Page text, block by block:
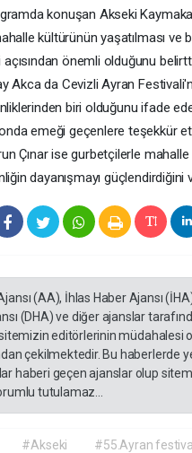
konuşan Akseki
kültürünün yaşatılması ve
önemli olduğunu
Akca da Cevizli Ayran
biri olduğunu ifade
emeği geçenlere teşekkür
Çınar ise gurbetçilerle mahalle
dayanışmayı güçlendirdiğini
(AA), İhlas Haber Ajansı
(DHA) ve diğer ajanslar
editörlerinin müdahalesi
çekilmektedir. Bu haberlerde
haberi geçen ajanslar olup
tutulamaz...
#Akseki
#55.Ayran